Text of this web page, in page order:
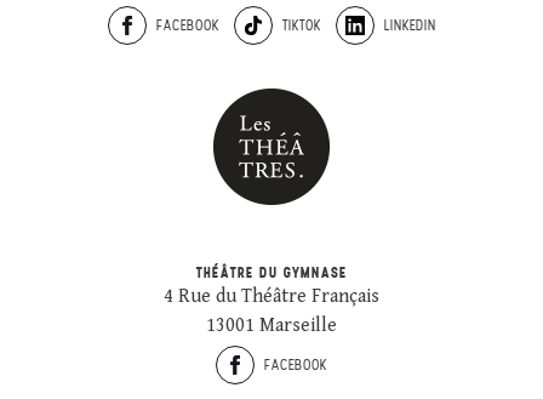
FACEBOOK TIKTOK LINKEDIN
THÉÂTRE DU GYMNASE
4 Rue du Théâtre Français
13001 Marseille
FACEBOOK